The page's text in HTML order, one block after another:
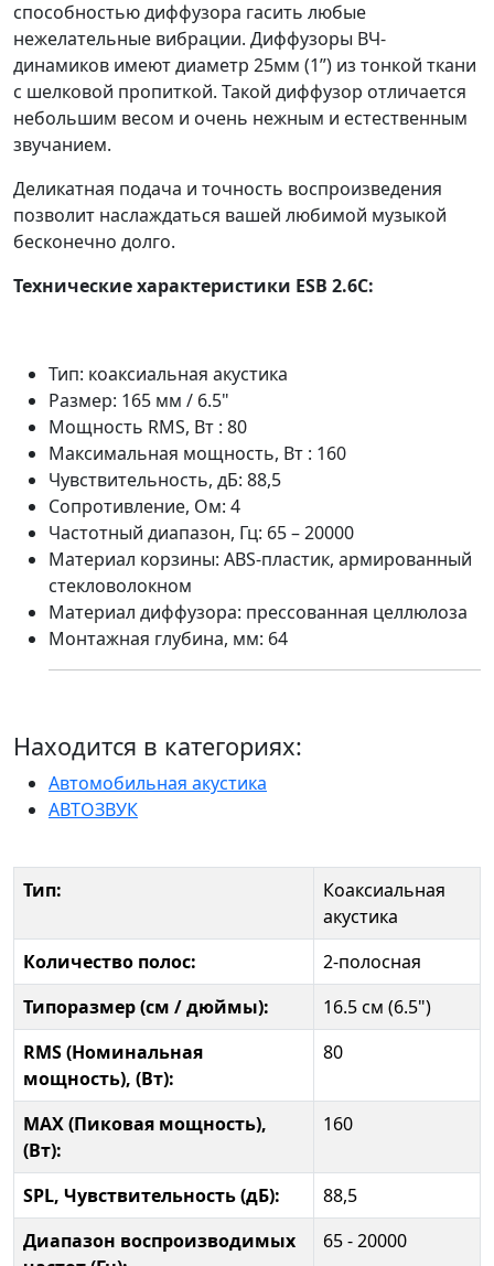
способностью диффузора гасить любые
нежелательные вибрации. Диффузоры ВЧ-
динамиков имеют диаметр 25мм (1”) из тонкой ткани
с шелковой пропиткой. Такой диффузор отличается
небольшим весом и очень нежным и естественным
звучанием.
Деликатная подача и точность воспроизведения
позволит наслаждаться вашей любимой музыкой
бесконечно долго.
Технические характеристики ESB 2.6C:
Тип: коаксиальная акустика
Размер: 165 мм / 6.5"
Мощность RMS, Вт : 80
Максимальная мощность, Вт : 160
Чувствительность, дБ: 88,5
Сопротивление, Ом: 4
Частотный диапазон, Гц: 65 – 20000
Материал корзины: ABS-пластик, армированный
стекловолокном
Материал диффузора: прессованная целлюлоза
Монтажная глубина, мм: 64
Находится в категориях:
Автомобильная акустика
АВТОЗВУК
Тип:
Коаксиальная
акустика
Количество полос:
2-полосная
Типоразмер (см / дюймы):
16.5 см (6.5")
RMS (Номинальная
мощность), (Вт):
80
MAX (Пиковая мощность),
(Вт):
160
SPL, Чувствительность (дБ):
88,5
Диапазон воспроизводимых
65 - 20000